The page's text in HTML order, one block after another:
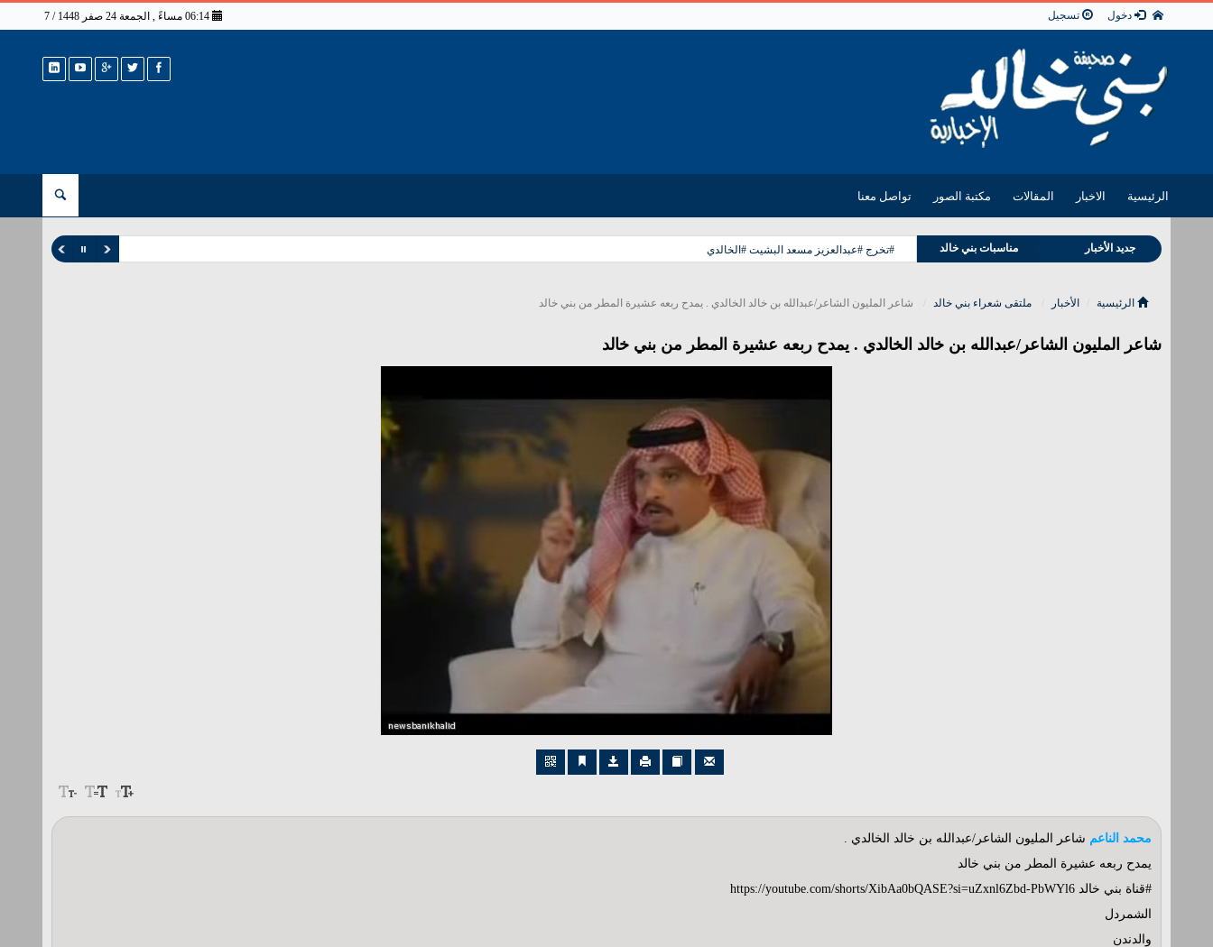
دخول تسجيل
الرئيسية الاخبار المقالات مكتبة الصور تواصل معنا
جديد الأخبار مناسبات بني خالد #تخرج #عبدالعزيز مسعد البشيت #الخالدي
الرئيسية الأخبار ملتقى شعراء بني خالد شاعر المليون الشاعر/عبدالله بن خالد الخالدي . يمدح ربعه عشيرة المطر من بني خالد
شاعر المليون الشاعر/عبدالله بن خالد الخالدي . يمدح ربعه عشيرة المطر من بني خالد
محمد الناعم شاعر المليون الشاعر/عبدالله بن خالد الخالدي .
يمدح ربعه عشيرة المطر من بني خالد
#قناة بني خالد https://youtube.com/shorts/XibAa0bQASE?si=uZxnl6Zbd-PbWYl6
الشمردل
والدندن